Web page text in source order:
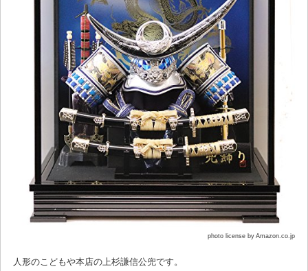
photo license by Amazon.co.jp
人形のこどもや本店の上杉謙信公兜です。